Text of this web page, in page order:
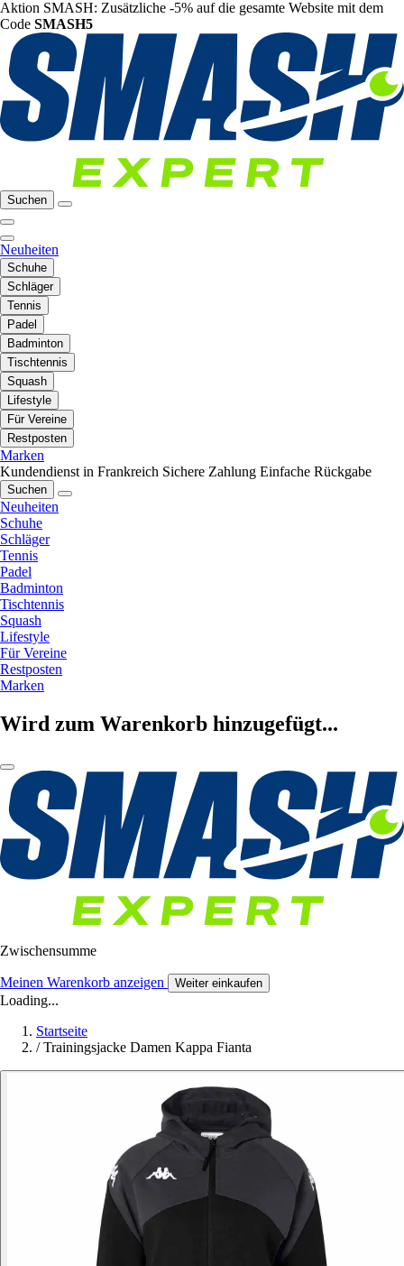
Aktion SMASH: Zusätzliche -5% auf die gesamte Website mit dem
Code SMASH5
Suchen
Neuheiten
Schuhe
Schläger
Tennis
Padel
Badminton
Tischtennis
Squash
Lifestyle
Für Vereine
Restposten
Marken
Kundendienst in Frankreich Sichere Zahlung Einfache Rückgabe
Suchen
Neuheiten
Schuhe
Schläger
Tennis
Padel
Badminton
Tischtennis
Squash
Lifestyle
Für Vereine
Restposten
Marken
Wird zum Warenkorb hinzugefügt...
Zwischensumme
Meinen Warenkorb anzeigen Weiter einkaufen
Loading...
Startseite
/ Trainingsjacke Damen Kappa Fianta